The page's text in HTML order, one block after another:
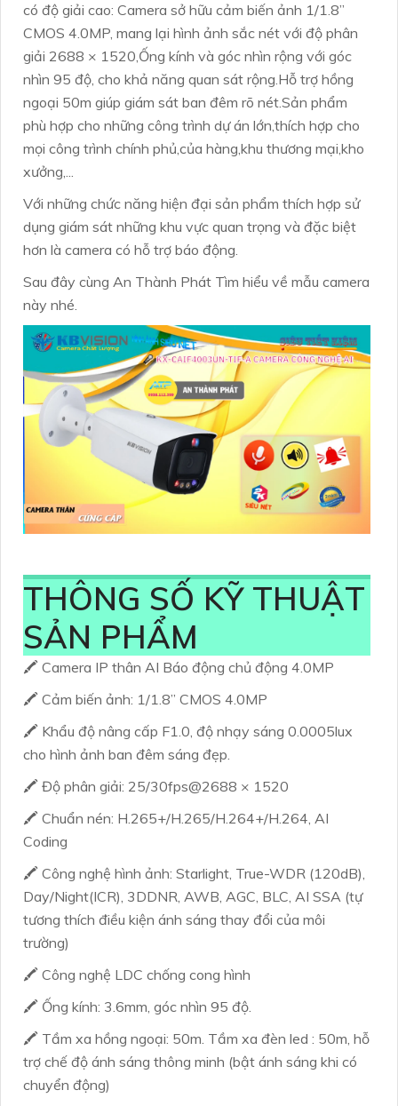
có độ giải cao: Camera sở hữu cảm biến ảnh 1/1.8”
CMOS 4.0MP, mang lại hình ảnh sắc nét với độ phân
giải 2688 × 1520,Ống kính và góc nhìn rộng với góc
nhìn 95 độ, cho khả năng quan sát rộng.Hỗ trợ hồng
ngoại 50m giúp giám sát ban đêm rõ nét.Sản phẩm
phù hợp cho những công trình dự án lớn,thích hợp cho
mọi công trình chính phủ,của hàng,khu thương mại,kho
xưởng,...
Với những chức năng hiện đại sản phẩm thích hợp sử
dụng giám sát những khu vực quan trọng và đặc biệt
hơn là camera có hỗ trợ báo động.
Sau đây cùng An Thành Phát Tìm hiểu về mẫu camera
này nhé.
THÔNG SỐ KỸ THUẬT
SẢN PHẨM
🖍 Camera IP thân AI Báo động chủ động 4.0MP
🖍 Cảm biến ảnh: 1/1.8” CMOS 4.0MP
🖍 Khẩu độ nâng cấp F1.0, độ nhạy sáng 0.0005lux
cho hình ảnh ban đêm sáng đẹp.
🖍 Độ phân giải: 25/30fps@2688 × 1520
🖍 Chuẩn nén: H.265+/H.265/H.264+/H.264, AI
Coding
🖍 Công nghệ hình ảnh: Starlight, True-WDR (120dB),
Day/Night(ICR), 3DDNR, AWB, AGC, BLC, AI SSA (tự
tương thích điều kiện ánh sáng thay đổi của môi
trường)
🖍 Công nghệ LDC chống cong hình
🖍 Ống kính: 3.6mm, góc nhìn 95 độ.
🖍 Tầm xa hồng ngoại: 50m. Tầm xa đèn led : 50m, hỗ
trợ chế độ ánh sáng thông minh (bật ánh sáng khi có
chuyển động)